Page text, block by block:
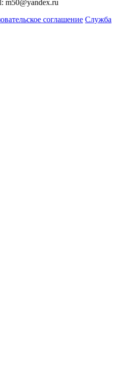
соглашение Служба